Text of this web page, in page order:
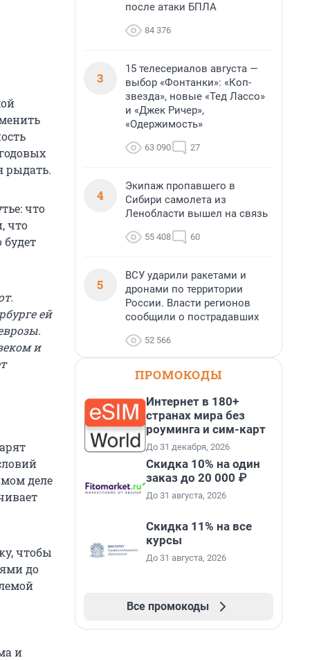
рыдать.
что
что
будет
ей
и
деле
чтобы
до
и
после атаки БПЛА
84 376
3
15 телесериалов августа —
выбор «Фонтанки»: «Коп-
звезда», новые «Тед Лассо»
и «Джек Ричер»,
«Одержимость»
63 090 27
4
Экипаж пропавшего в
Сибири самолета из
Ленобласти вышел на связь
55 408 60
5
ВСУ ударили ракетами и
дронами по территории
России. Власти регионов
сообщили о пострадавших
52 566
ПРОМОКОДЫ
Интернет в 180+
странах мира без
роуминга и сим-карт
До 31 декабря, 2026
Скидка 10% на один
заказ до 20 000 ₽
До 31 августа, 2026
Скидка 11% на все
курсы
До 31 августа, 2026
Все промокоды